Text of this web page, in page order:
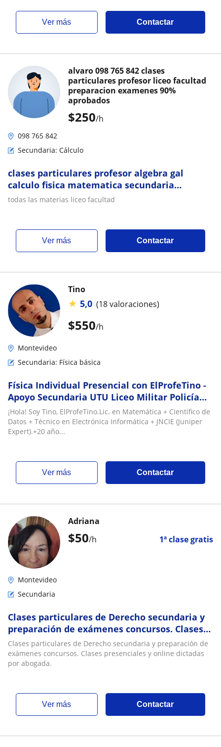
ver más Contactar
$250/h
alvaro 098 765 842 clases
particulares profesor liceo facultad
preparacion examenes 90%
aprobados
098 765 842
Secundaria: Cálculo
clases particulares profesor algebra gal
calculo fisica matematica secundaria
ingenieria ort catolica um ude utu
todas las materias liceo facultad
ver más Contactar
$550/h
Tino
★ 5,0 (18 valoraciones)
Montevideo
Secundaria: Física básica
Física Individual Presencial con ElProfeTino -
Apoyo Secundaria UTU Liceo Militar Policía
Magisterio - Cordón Montevideo
¡Hola! Soy Tino, ElProfeTino.Lic. en Matemática + Científico de
Datos + Técnico en Electrónica Informática + JNCIE (Juniper
Expert).+20 año...
ver más Contactar
$50/h 1ª clase gratis
Adriana
Montevideo
Secundaria
Clases particulares de Derecho secundaria y
preparación de exámenes concursos. Clases
presenciales y online dictadas por abogada
Clases particulares de Derecho secundaria y preparación de
exámenes concursos. Clases presenciales y online dictadas
por abogada.
ver más Contactar